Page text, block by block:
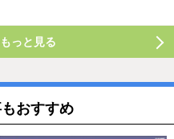
っと見る
おすすめ